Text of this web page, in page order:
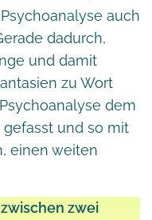
auch
dadurch,
und damit
zu Wort
dem
gefasst und so mit
einen weiten
zwei